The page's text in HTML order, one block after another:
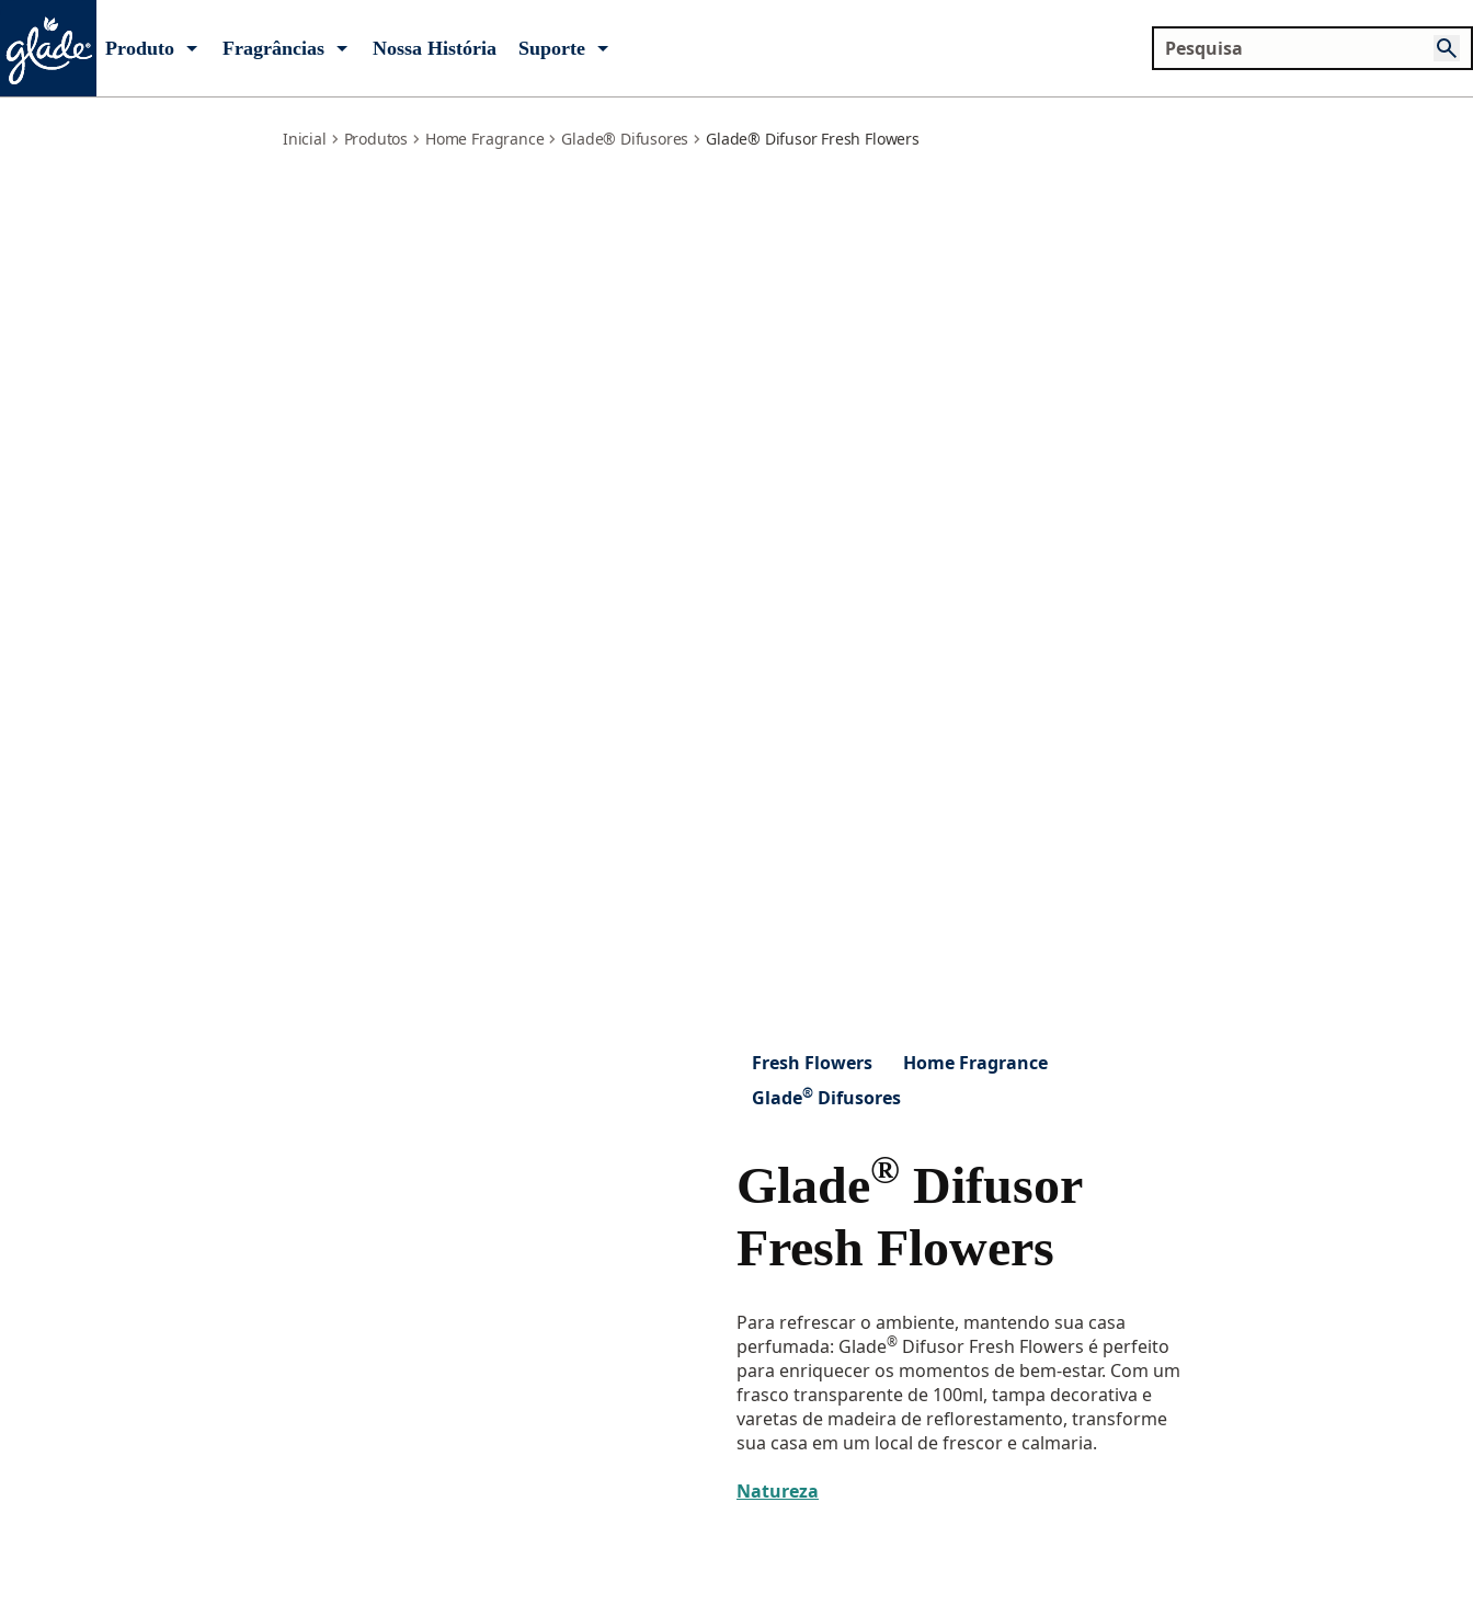
Produto Fragrâncias Nossa História Suporte
Inicial Produtos Home Fragrance Glade® Difusores Glade® Difusor Fresh Flowers
Fresh Flowers
Home Fragrance
Glade® Difusores
Glade® Difusor
Fresh Flowers
Para refrescar o ambiente, mantendo sua casa
perfumada: Glade® Difusor Fresh Flowers é perfeito
para enriquecer os momentos de bem-estar. Com um
frasco transparente de 100ml, tampa decorativa e
varetas de madeira de reflorestamento, transforme
sua casa em um local de frescor e calmaria.
Natureza